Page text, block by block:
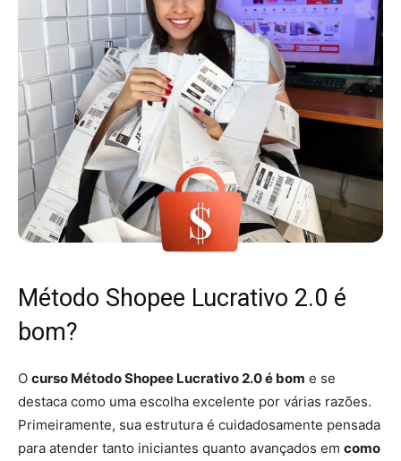
Método Shopee Lucrativo 2.0 é
bom?
O curso Método Shopee Lucrativo 2.0 é bom e se
destaca como uma escolha excelente por várias razões.
Primeiramente, sua estrutura é cuidadosamente pensada
para atender tanto iniciantes quanto avançados em como